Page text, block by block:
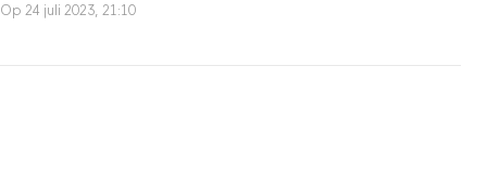
Op 24 juli 2023, 21:10